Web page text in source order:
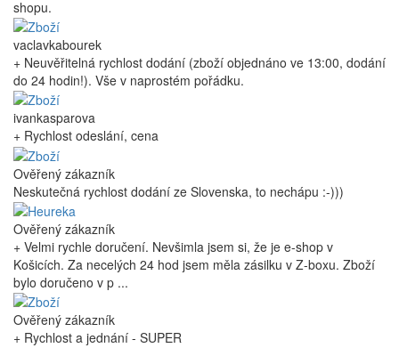
shopu.
vaclavkabourek
+ Neuvěřitelná rychlost dodání (zboží objednáno ve 13:00, dodání
do 24 hodin!). Vše v naprostém pořádku.
ivankasparova
+ Rychlost odeslání, cena
Ověřený zákazník
Neskutečná rychlost dodání ze Slovenska, to nechápu :-)))
Ověřený zákazník
+ Velmi rychle doručení. Nevšimla jsem si, že je e-shop v
Košicích. Za necelých 24 hod jsem měla zásilku v Z-boxu. Zboží
bylo doručeno v p ...
Ověřený zákazník
+ Rychlost a jednání - SUPER